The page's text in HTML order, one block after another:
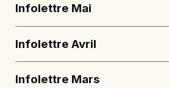
Infolettre Mai
Infolettre Avril
Infolettre Mars